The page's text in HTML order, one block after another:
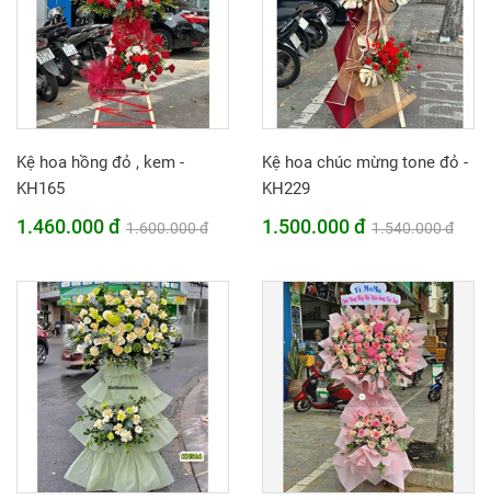
Kệ hoa hồng đỏ , kem -
KH165
1.460.000 đ 1.600.000 đ
Kệ hoa chúc mừng tone đỏ -
KH229
1.500.000 đ 1.540.000 đ